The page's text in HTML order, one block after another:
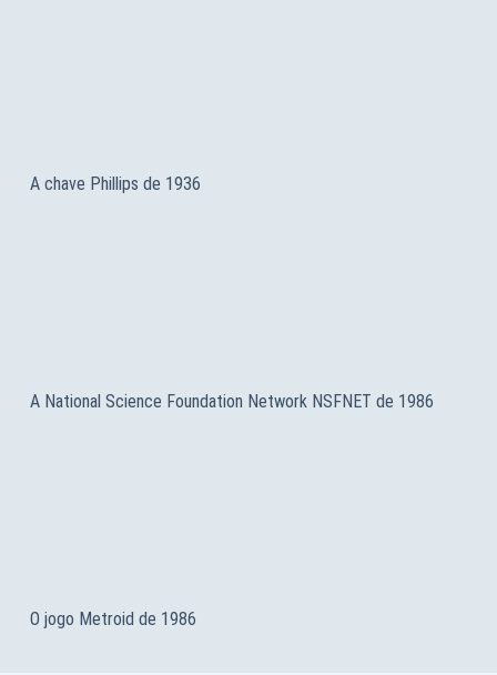
A chave Phillips de 1936
A National Science Foundation Network NSFNET de 1986
O jogo Metroid de 1986